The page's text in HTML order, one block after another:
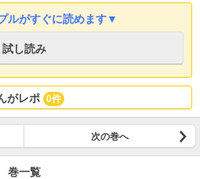
ルがすぐに読めます▼
試し読み
がレポ 0件
次の巻へ
巻一覧